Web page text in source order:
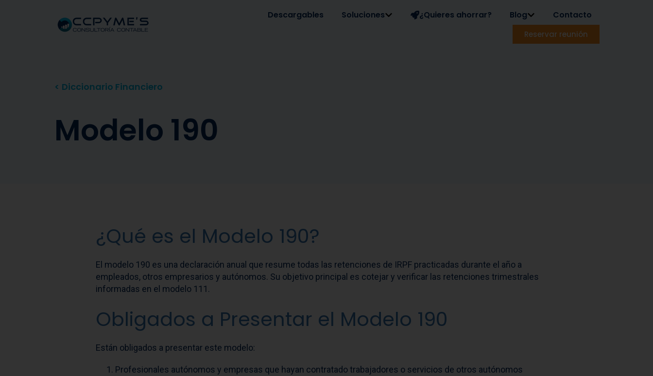
Descargables Soluciones ¿Quieres ahorrar? Blog Contacto
Reservar reunión
< Diccionario Financiero
Modelo 190
¿Qué es el Modelo 190?
El modelo 190 es una declaración anual que resume todas las retenciones de IRPF practicadas durante el año a
empleados, otros empresarios y autónomos. Su objetivo principal es cotejar y verificar las retenciones trimestrales
informadas en el modelo 111.
Obligados a Presentar el Modelo 190
Están obligados a presentar este modelo:
Profesionales autónomos y empresas que hayan contratado trabajadores o servicios de otros autónomos